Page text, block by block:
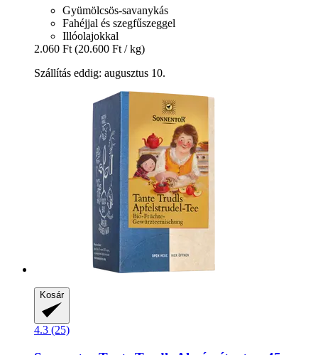
Gyümölcsös-savanykás
Fahéjjal és szegfűszeggel
Illóolajokkal
2.060 Ft (20.600 Ft / kg)
Szállítás eddig: augusztus 10.
Kosár
4.3 (25)